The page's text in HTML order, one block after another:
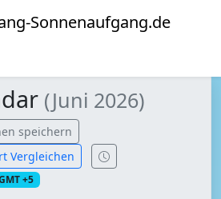
Sonnenaufgang.de
(Juni 2026)
speichern
Vergleichen
+5